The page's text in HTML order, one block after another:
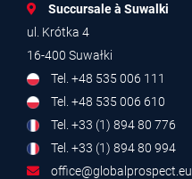
Succursale à Suwalki
ul. Krótka 4
16-400 Suwałki
Tel. +48 535 006 111
Tel. +48 535 006 610
Tel. +33 (1) 894 80 776
Tel. +33 (1) 894 80 994
office@globalprospect.eu